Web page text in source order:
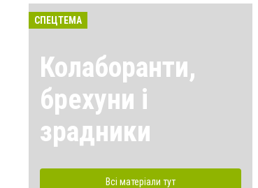
СПЕЦТЕМА
Колаборанти,
брехуни і
зрадники
Всі матеріали тут